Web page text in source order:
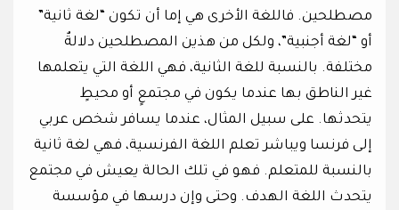
مصطلحين. فاللغة الأخرى هي إما أن تكون “لغة ثانية”
أو “لغة أجنبية”، ولكل من هذين المصطلحين دلالةٌ
مختلفة. بالنسبة للغة الثانية، فهي اللغة التي يتعلمها
غير الناطق بها عندما يكون في مجتمعٍ أو محيطٍ
يتحدثها. على سبيل المثال، عندما يسافر شخص عربي
إلى فرنسا ويباشر تعلم اللغة الفرنسية، فهي لغة ثانية
بالنسبة للمتعلم. فهو في تلك الحالة يعيش في مجتمع
يتحدث اللغة الهدف. وحتى وإن درسها في مؤسسة